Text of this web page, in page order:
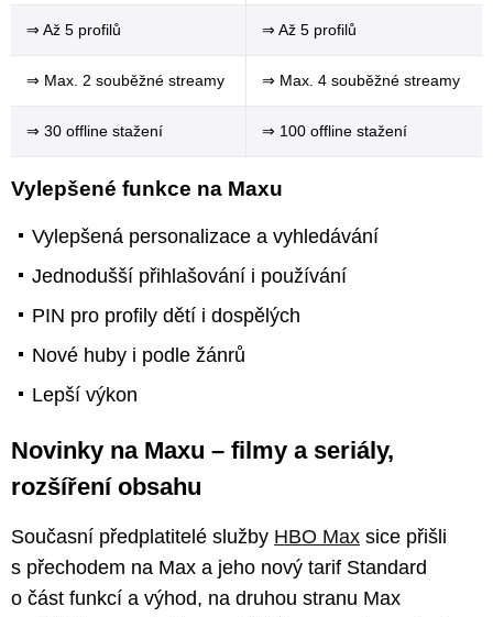
⇒ Až 5 profilů ⇒ Až 5 profilů
⇒ Max. 2 souběžné streamy ⇒ Max. 4 souběžné streamy
⇒ 30 offline stažení ⇒ 100 offline stažení
Vylepšené funkce na Maxu
Vylepšená personalizace a vyhledávání
Jednodušší přihlašování i používání
PIN pro profily dětí i dospělých
Nové huby i podle žánrů
Lepší výkon
Novinky na Maxu – filmy a seriály,
rozšíření obsahu
Současní předplatitelé služby HBO Max sice přišli
s přechodem na Max a jeho nový tarif Standard
o část funkcí a výhod, na druhou stranu Max